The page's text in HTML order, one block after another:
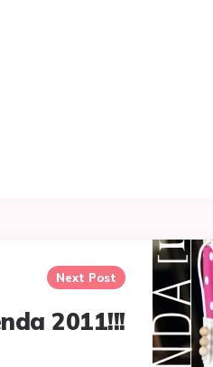
Next Post
2011!!!